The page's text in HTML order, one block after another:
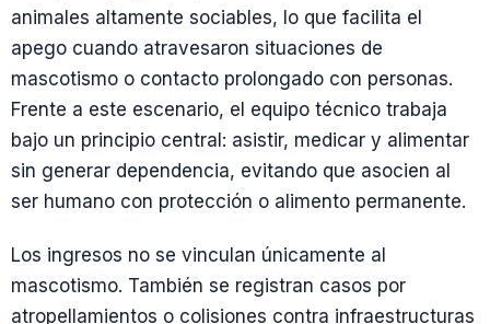
animales altamente sociables, lo que facilita el
apego cuando atravesaron situaciones de
mascotismo o contacto prolongado con personas.
Frente a este escenario, el equipo técnico trabaja
bajo un principio central: asistir, medicar y alimentar
sin generar dependencia, evitando que asocien al
ser humano con protección o alimento permanente.
Los ingresos no se vinculan únicamente al
mascotismo. También se registran casos por
atropellamientos o colisiones contra infraestructuras